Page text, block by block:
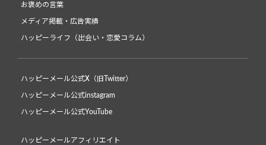
お褒めの言葉
メディア掲載・広告実績
ハッピーライフ（出会い・恋愛コラム）
ハッピーメール公式X（旧Twitter）
ハッピーメール公式instagram
ハッピーメール公式YouTube
ハッピーメールアフィリエイト